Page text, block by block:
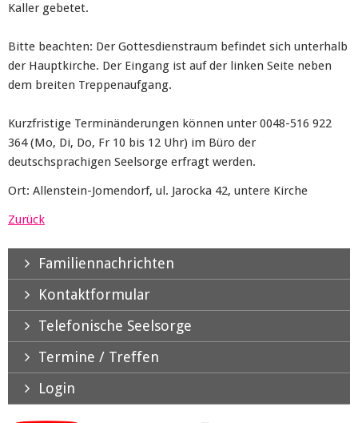
Kaller gebetet.
Bitte beachten: Der Gottesdienstraum befindet sich unterhalb
der Hauptkirche. Der Eingang ist auf der linken Seite neben
dem breiten Treppenaufgang.
Kurzfristige Terminänderungen können unter 0048-516 922
364 (Mo, Di, Do, Fr 10 bis 12 Uhr) im Büro der
deutschsprachigen Seelsorge erfragt werden.
Ort: Allenstein-Jomendorf, ul. Jarocka 42, untere Kirche
Zurück
Familiennachrichten
Kontaktformular
Telefonische Seelsorge
Termine / Treffen
Login